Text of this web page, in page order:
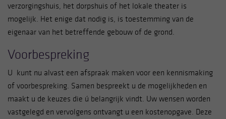
verzorgingshuis, het dorpshuis of het lokale theater is
mogelijk. Het enige dat nodig is, is toestemming van de
eigenaar van het betreffende gebouw of de grond.
Voorbespreking
U kunt nu alvast een afspraak maken voor een kennismaking
of voorbespreking. Samen bespreekt u de mogelijkheden en
maakt u de keuzes die ú belangrijk vindt. Uw wensen worden
vastgelegd en vervolgens ontvangt u een kostenopgave. Deze